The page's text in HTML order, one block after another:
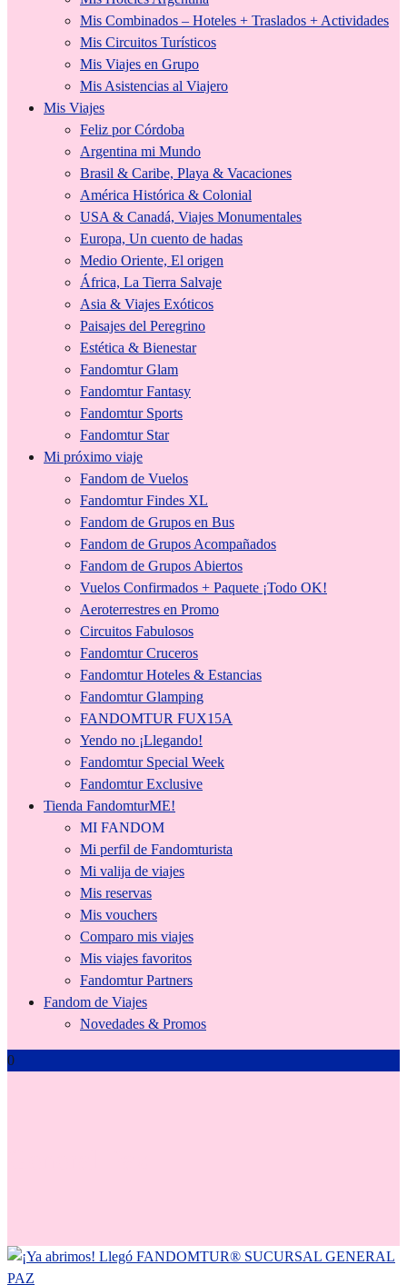
Mis Combinados – Hoteles + Traslados + Actividades
Mis Circuitos Turísticos
Mis Viajes en Grupo
Mis Asistencias al Viajero
Mis Viajes
Feliz por Córdoba
Argentina mi Mundo
Brasil & Caribe, Playa & Vacaciones
América Histórica & Colonial
USA & Canadá, Viajes Monumentales
Europa, Un cuento de hadas
Medio Oriente, El origen
África, La Tierra Salvaje
Asia & Viajes Exóticos
Paisajes del Peregrino
Estética & Bienestar
Fandomtur Glam
Fandomtur Fantasy
Fandomtur Sports
Fandomtur Star
Mi próximo viaje
Fandom de Vuelos
Fandomtur Findes XL
Fandom de Grupos en Bus
Fandom de Grupos Acompañados
Fandom de Grupos Abiertos
Vuelos Confirmados + Paquete ¡Todo OK!
Aeroterrestres en Promo
Circuitos Fabulosos
Fandomtur Cruceros
Fandomtur Hoteles & Estancias
Fandomtur Glamping
FANDOMTUR FUX15A
Yendo no ¡Llegando!
Fandomtur Special Week
Fandomtur Exclusive
Tienda FandomturME!
MI FANDOM
Mi perfil de Fandomturista
Mi valija de viajes
Mis reservas
Mis vouchers
Comparo mis viajes
Mis viajes favoritos
Fandomtur Partners
Fandom de Viajes
Novedades & Promos
0